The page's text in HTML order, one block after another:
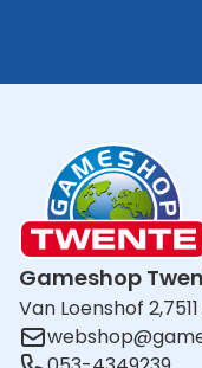
Gameshop
Van Loenshof 2,